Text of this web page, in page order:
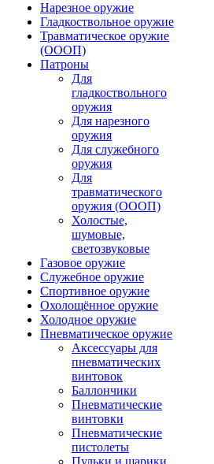
Нарезное оружие
Гладкоствольное оружие
Травматическое оружие
(ОООП)
Патроны
Для
гладкоствольного
оружия
Для нарезного
оружия
Для служебного
оружия
Для
травматического
оружия (ОООП)
Холостые,
шумовые,
светозвуковые
Газовое оружие
Служебное оружие
Спортивное оружие
Охолощённое оружие
Холодное оружие
Пневматическое оружие
Аксессуары для
пневматических
винтовок
Баллончики
Пневматические
винтовки
Пневматические
пистолеты
Пульки и шарики